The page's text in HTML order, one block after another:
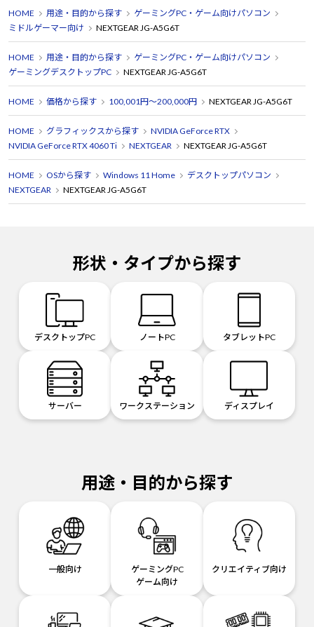
HOME 用途・目的から探す
ゲーミングPC・ゲーム向けパソコン
ミドルゲーマー向け
NEXTGEAR JG-A5G6T
HOME 用途・目的から探す
ゲーミングPC・ゲーム向けパソコン
ゲーミングデスクトップPC
NEXTGEAR JG-A5G6T
HOME 価格から探す 100,001円～200,000円 NEXTGEAR JG-A5G6T
HOME グラフィックスから探す
NVIDIA GeForce RTX
NVIDIA GeForce RTX 4060 Ti
NEXTGEAR NEXTGEAR JG-A5G6T
HOME OSから探す Windows 11 Home
デスクトップパソコン
NEXTGEAR
NEXTGEAR JG-A5G6T
形状・タイプから探す
デスクトップPC ノートPC タブレットPC
サーバー ワークステーション ディスプレイ
用途・目的から探す
一般向け
ゲーミングPC
ゲーム向け
クリエイティブ向け